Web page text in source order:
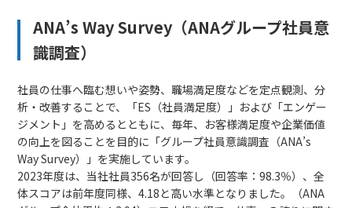
ANA’s Way Survey（ANAグループ社員意
識調査）
社員の仕事へ臨む想いや姿勢、職場満足度などを定点観測、分
析・改善することで、「ES（社員満足度）」および「エンゲー
ジメント」を高めるとともに、毎年、お客様満足度や企業価値
の向上を図ることを目的に「グループ社員意識調査（ANA’s
Way Survey）」を実施しています。
2023年度は、当社社員356名が回答し（回答率：98.3％）、全
体スコアは前年度同様、4.18と高い水準となりました。（ANA